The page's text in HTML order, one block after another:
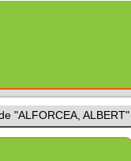
"ALFORCEA, ALBERT"